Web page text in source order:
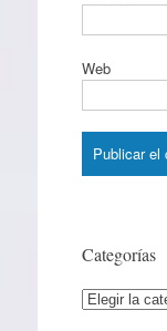
Web
Categorías
Categorías